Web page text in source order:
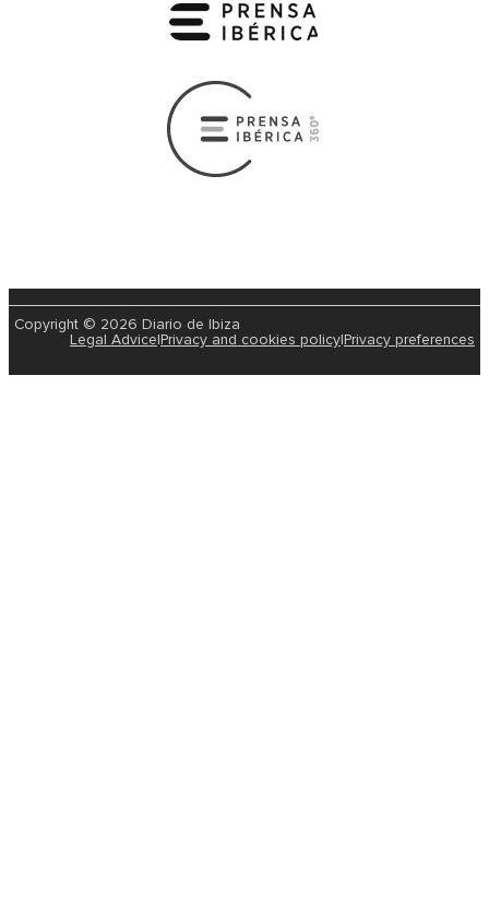
Copyright © 2026 Diario de Ibiza
Legal Advice|Privacy and cookies policy|Privacy preferences